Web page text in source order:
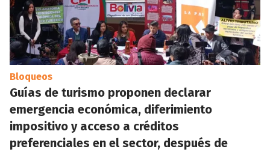
Bloqueos
Guías de turismo proponen declarar
emergencia económica, diferimiento
impositivo y acceso a créditos
preferenciales en el sector, después de